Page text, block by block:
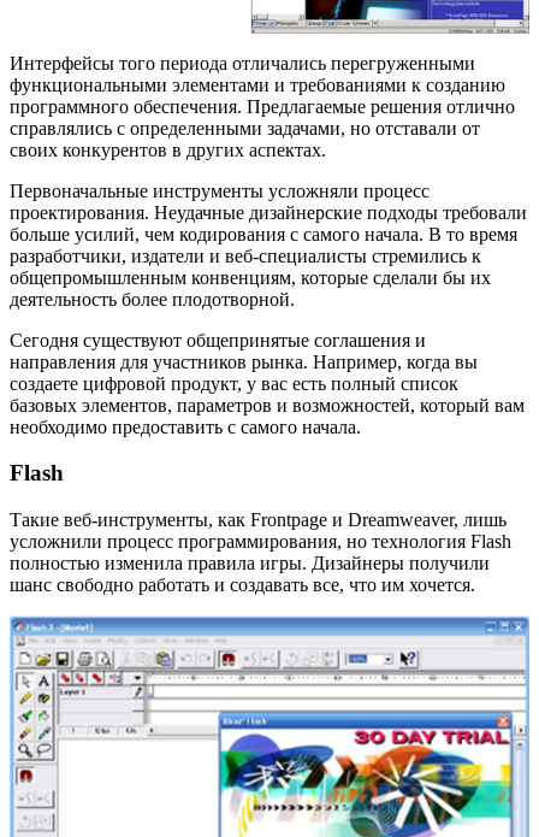
Интерфейсы того периода отличались перегруженными
функциональными элементами и требованиями к созданию
программного обеспечения. Предлагаемые решения отлично
справлялись с определенными задачами, но отставали от
своих конкурентов в других аспектах.
Первоначальные инструменты усложняли процесс
проектирования. Неудачные дизайнерские подходы требовали
больше усилий, чем кодирования с самого начала. В то время
разработчики, издатели и веб-специалисты стремились к
общепромышленным конвенциям, которые сделали бы их
деятельность более плодотворной.
Сегодня существуют общепринятые соглашения и
направления для участников рынка. Например, когда вы
создаете цифровой продукт, у вас есть полный список
базовых элементов, параметров и возможностей, который вам
необходимо предоставить с самого начала.
Flash
Такие веб-инструменты, как Frontpage и Dreamweaver, лишь
усложнили процесс программирования, но технология Flash
полностью изменила правила игры. Дизайнеры получили
шанс свободно работать и создавать все, что им хочется.